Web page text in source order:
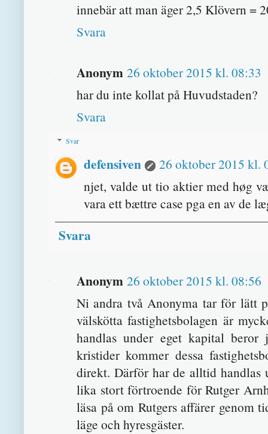
innebär att man äger 2,5 Klövern =
Svara
Anonym 26 oktober 2015 kl. 08:33
har du inte kollat på Huvudstaden?
Svara
Svar
defensiven
26 oktober 2015 kl.
njet, valde ut tio aktier med høg
vara ett bættre case pga en av de
Svara
Anonym 26 oktober 2015 kl. 08:56
Ni andra två Anonyma tar för lätt
välskötta fastighetsbolagen är
handlas under eget kapital
kristider kommer dessa
direkt. Därför har de alltid handlas
lika stort förtroende för Rutger
läsa på om Rutgers affärer genom
läge och hyresgäster.